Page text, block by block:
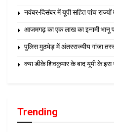
नवंबर-दिसंबर में यूपी सहित पांच राज्यों
आजमगढ़ का एक लाख का इनामी भानू
पुलिस मुठभेड़ में अंतरराज्यीय गांजा
क्या डीके शिवकुमार के बाद यूपी के
Trending